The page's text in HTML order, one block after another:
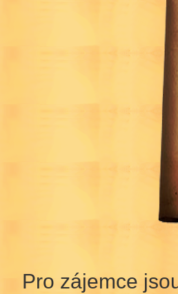
Pro zájemce